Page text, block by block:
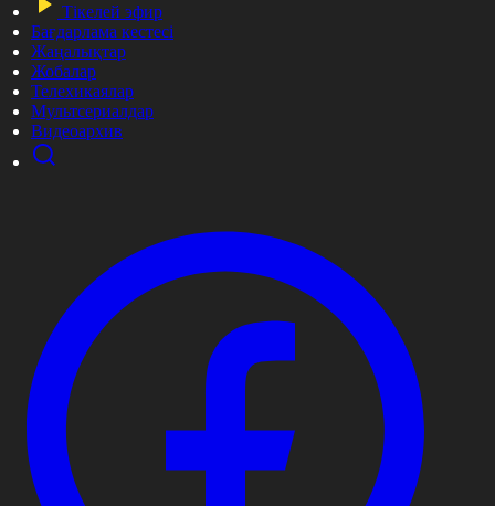
Тікелей эфир
Бағдарлама кестесі
Жаңалықтар
Жобалар
Телехикаялар
Мультсериалдар
Видеоархив